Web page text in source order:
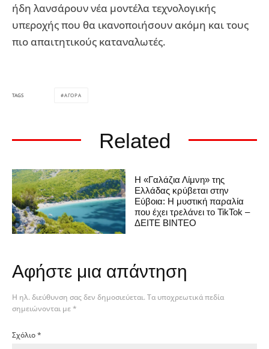
ήδη λανσάρουν νέα μοντέλα τεχνολογικής
υπεροχής που θα ικανοποιήσουν ακόμη και τους
πιο απαιτητικούς καταναλωτές.
TAGS ΑΓΟΡΑ
Related
Η «Γαλάζια Λίμνη» της
Ελλάδας κρύβεται στην
Εύβοια: Η μυστική παραλία
που έχει τρελάνει το TikTok –
ΔΕΙΤΕ ΒΙΝΤΕΟ
Αφήστε μια απάντηση
Η ηλ. διεύθυνση σας δεν δημοσιεύεται. Τα υποχρεωτικά πεδία
σημειώνονται με*
Σχόλιο*